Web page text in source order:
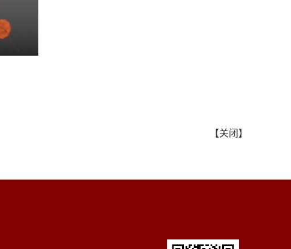
【关闭 】